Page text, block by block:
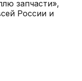
запчасти»,
России и